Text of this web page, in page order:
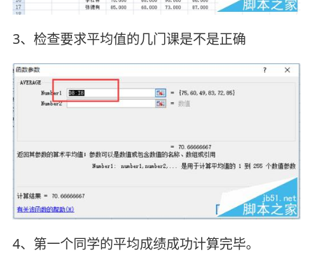
3、检查要求平均值的几门课是不是正确
4、第一个同学的平均成绩成功计算完毕。